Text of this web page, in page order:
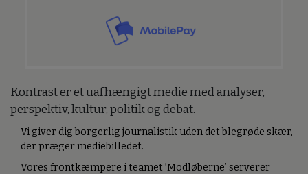
Kontrast er et uafhængigt medie med analyser,
perspektiv, kultur, politik og debat.
Vi giver dig borgerlig journalistik uden det blegrøde skær,
der præger mediebilledet.
Vores frontkæmpere i teamet ’Modløberne’ serverer